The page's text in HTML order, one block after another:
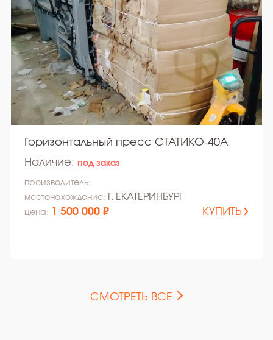
Горизонтальный пресс СТАТИКО-40А
Наличие: под заказ
производитель:
местонахождение:
Г. ЕКАТЕРИНБУРГ
цена: 1 500 000 ₽ КУПИТЬ
СМОТРЕТЬ ВСЕ